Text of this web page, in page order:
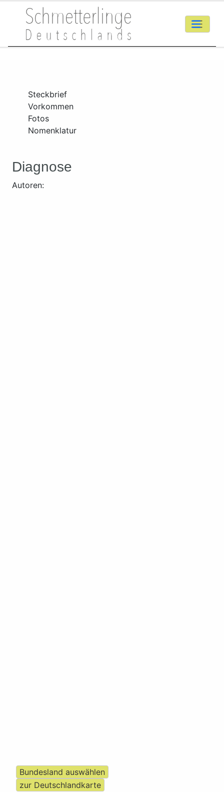
Steckbrief
Vorkommen
Fotos
Nomenklatur
Diagnose
Autoren: